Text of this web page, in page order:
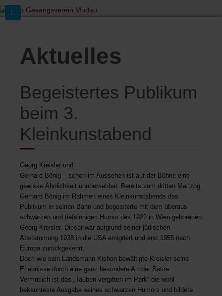
Aktuelles
Begeistertes Publikum
beim 3.
Kleinkunstabend
Georg Kreisler und
Gerhard Bönig – schon im Aussehen ist auf der Bühne eine
gewisse Ähnlichkeit unübersehbar. Bereits zum dritten Mal zog
Gerhard Bönig im Rahmen eines Kleinkunstabends das
Publikum in seinen Bann und begeisterte mit dem überaus
schwarzen und tiefsinnigen Humor des 1922 in Wien geborenen
Georg Kreisler. Dieser war aufgrund seiner jüdischen
Abstammung 1938 in die USA emigriert und erst 1955 nach
Europa zurückgekehrt.
Doch wie sein Landsmann Kishon bewältigte Kreisler seine
Erlebnisse durch eine ganz besondere Art der Satire.
Vermutlich ist das „Tauben vergiften im Park“ die wohl
bekannteste Ausgabe seines schwarzen Humors und bildete